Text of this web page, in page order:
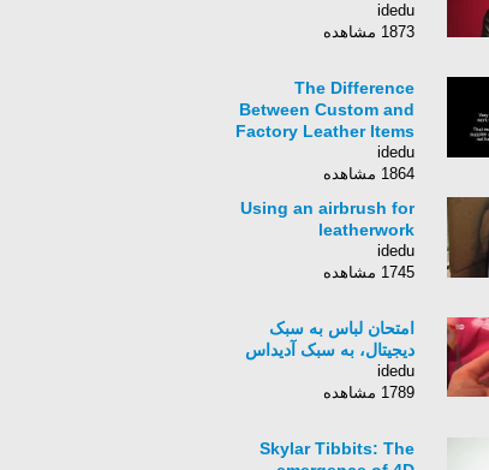
idedu
1873 مشاهده
The Difference
Between Custom and
Factory Leather Items
idedu
1864 مشاهده
Using an airbrush for
leatherwork
idedu
1745 مشاهده
امتحان لباس به سبک
دیجیتال، به سبک آدیداس
idedu
1789 مشاهده
Skylar Tibbits: The